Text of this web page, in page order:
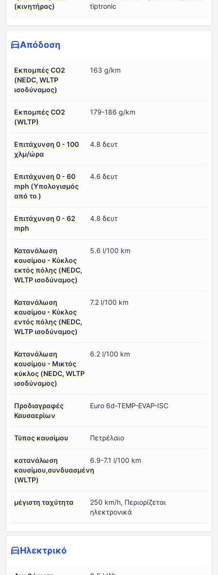
(κινητήρας)
tiptronic
Απόδοση
Εκπομπές CO2
(NEDC, WLTP
ισοδύναμος)
163 g/km
Εκπομπές CO2
(WLTP)
179-186 g/km
Επιτάχυνση 0 - 100
χλμ/ώρα
4.8 δευτ
Επιτάχυνση 0 - 60
mph (Υπολογισμός
από το )
4.6 δευτ
Επιτάχυνση 0 - 62
mph
4.8 δευτ
Κατανάλωση
καυσίμου - Κύκλος
εκτός πόλης (NEDC,
WLTP ισοδύναμος)
5.6 l/100 km
Κατανάλωση
καυσίμου - Κύκλος
εντός πόλης (NEDC,
WLTP ισοδύναμος)
7.2 l/100 km
Κατανάλωση
καυσίμου - Μικτός
κύκλος (NEDC, WLTP
ισοδύναμος)
6.2 l/100 km
Προδιαγραφές
Καυσαερίων
Euro 6d-TEMP-EVAP-ISC
Τύπος καυσίμου Πετρέλαιο
κατανάλωση
καυσίμου,συνδυασμένη
(WLTP)
6.9-7.1 l/100 km
μέγιστη ταχύτητα
250 km/h, Περιορίζεται
ηλεκτρονικά
Ηλεκτρικό